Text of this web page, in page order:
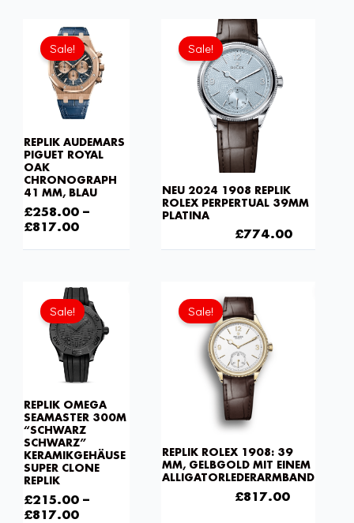
Sale!
REPLIK AUDEMARS
PIGUET ROYAL
OAK
CHRONOGRAPH
41 MM, BLAU
£258.00 –
£817.00
Sale!
NEU 2024 1908 REPLIK
ROLEX PERPERTUAL 39MM
PLATINA
Ursprünglicher
Preis
war:
£1,032.00
£774.00
Sale!
REPLIK OMEGA
SEAMASTER 300M
“SCHWARZ
SCHWARZ”
KERAMIKGEHÄUSE
SUPER CLONE
REPLIK
£215.00 –
£817.00
Sale!
REPLIK ROLEX 1908: 39
MM, GELBGOLD MIT EINEM
ALLIGATORLEDERARMBAND
Preis
war:
£1,032.00
£817.00